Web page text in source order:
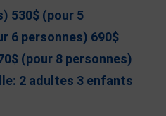
530$ (pour 5
6 personnes) 690$
(pour 8 personnes)
2 adultes 3 enfants